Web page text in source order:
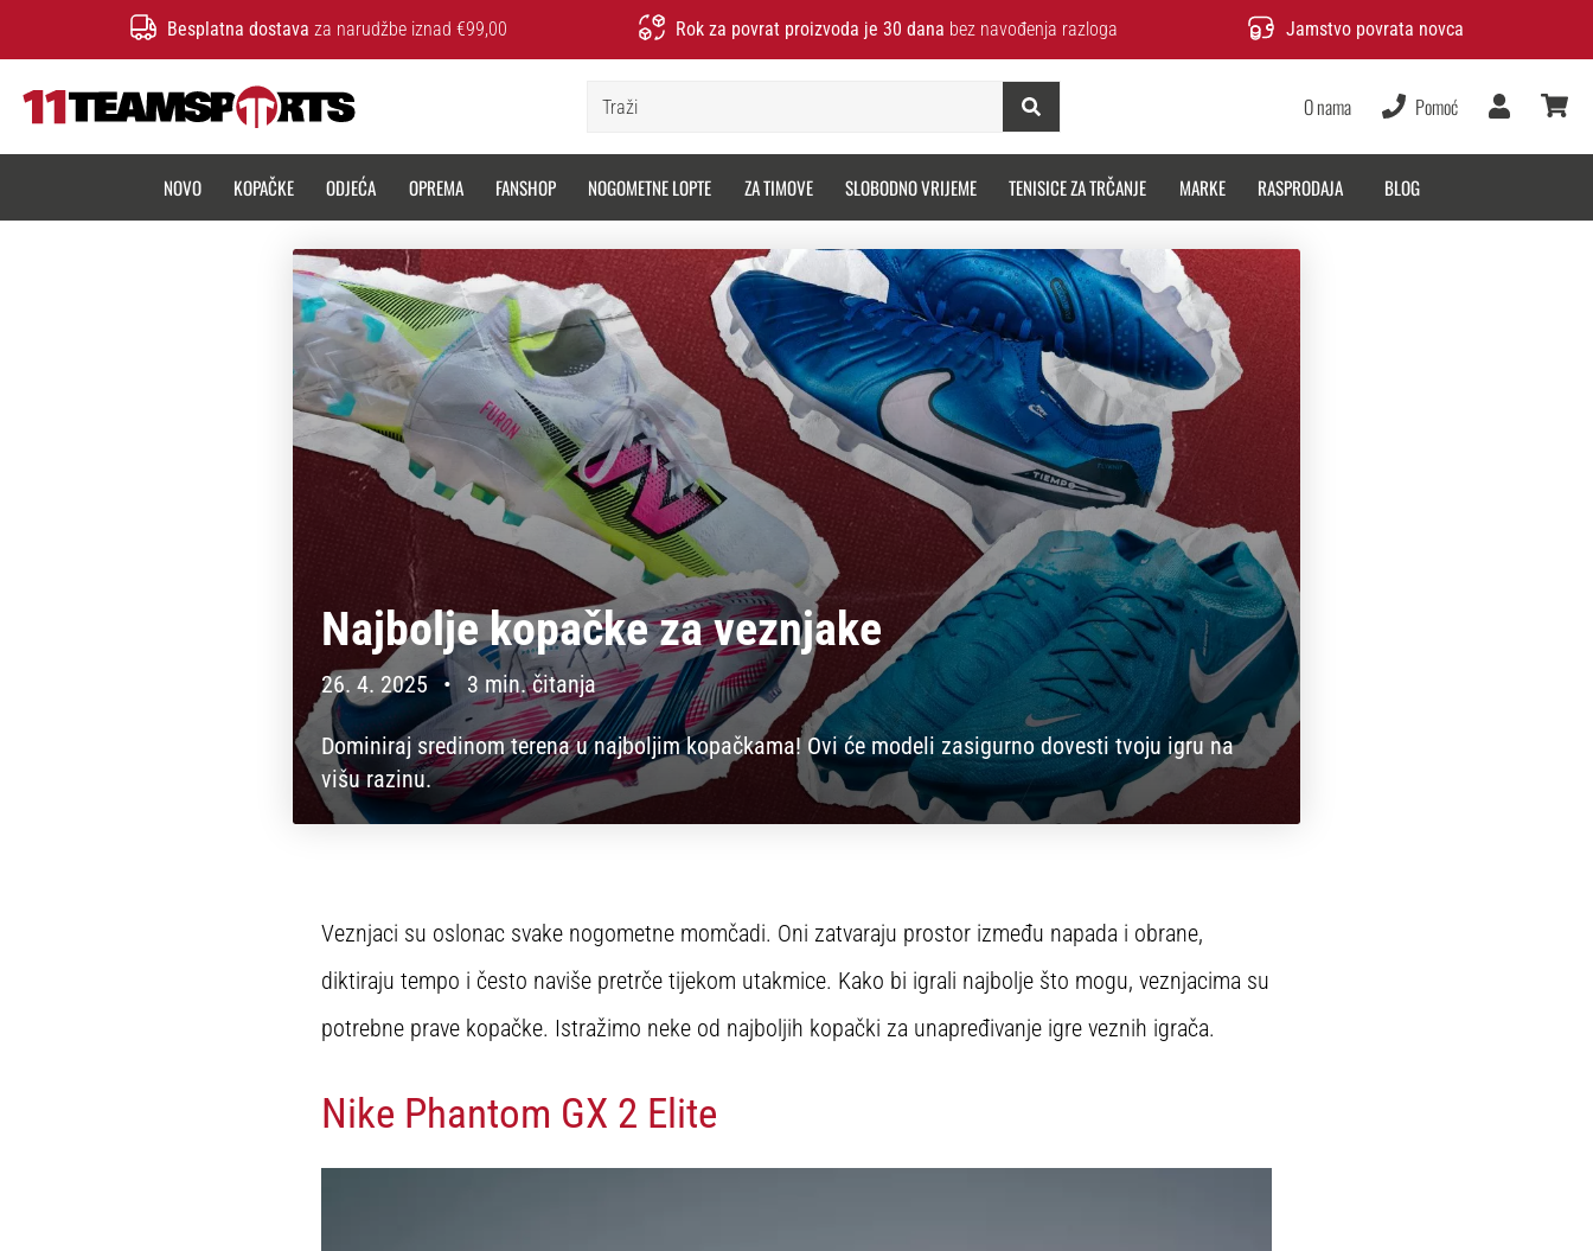
Besplatna dostava za narudžbe iznad €99,00 Rok za povrat proizvoda je 30 dana bez navođenja razloga Jamstvo povrata novca
O nama Pomoć
Korisnik
NOVO KOPAČKE ODJEĆA OPREMA FANSHOP NOGOMETNE LOPTE ZA TIMOVE SLOBODNO VRIJEME TENISICE ZA TRČANJE MARKE RASPRODAJA BLOG
Najbolje kopačke za veznjake
26. 4. 2025 • 3 min. čitanja
Dominiraj sredinom terena u najboljim kopačkama! Ovi će modeli zasigurno dovesti tvoju igru na
višu razinu.
Veznjaci su oslonac svake nogometne momčadi. Oni zatvaraju prostor između napada i obrane,
diktiraju tempo i često naviše pretrče tijekom utakmice. Kako bi igrali najbolje što mogu, veznjacima su
potrebne prave kopačke. Istražimo neke od najboljih kopački za unapređivanje igre veznih igrača.
Nike Phantom GX 2 Elite